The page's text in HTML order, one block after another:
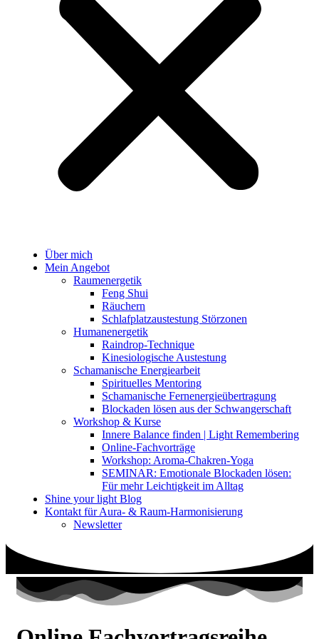
Über mich
Mein Angebot
Raumenergetik
Feng Shui
Räuchern
Schlafplatzaustestung Störzonen
Humanenergetik
Raindrop-Technique
Kinesiologische Austestung
Schamanische Energiearbeit
Spirituelles Mentoring
Schamanische Fernenergieübertragung
Blockaden lösen aus der Schwangerschaft
Workshop & Kurse
Innere Balance finden | Light Remembering
Online-Fachvorträge
Workshop: Aroma-Chakren-Yoga
SEMINAR: Emotionale Blockaden lösen:
Für mehr Leichtigkeit im Alltag
Shine your light Blog
Kontakt für Aura- & Raum-Harmonisierung
Newsletter